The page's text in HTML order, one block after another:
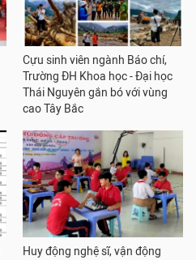
Cựu sinh viên ngành Báo chí,
Trường ĐH Khoa học - Đại học
Thái Nguyên gắn bó với vùng
cao Tây Bắc
Huy động nghệ sĩ, vận động